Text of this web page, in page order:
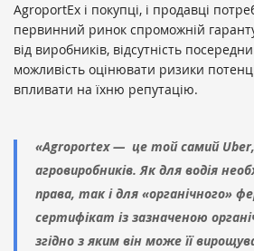
AgroportEx і покупці, і продавці
первинний ринок спроможній
від виробників, відсутність
можливість оцінювати ризики
впливати на їхню репутацію.
«Agroportex — це той самий
агровиробників. Як для водія
права, так і для «органічного»
сертифікат із зазначеною
згідно з яким він може її